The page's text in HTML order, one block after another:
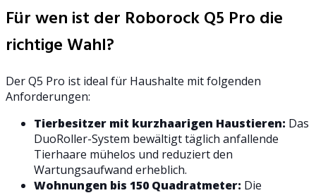
Für wen ist der Roborock Q5 Pro die
richtige Wahl?
Der Q5 Pro ist ideal für Haushalte mit folgenden
Anforderungen:
Tierbesitzer mit kurzhaarigen Haustieren: Das
DuoRoller-System bewältigt täglich anfallende
Tierhaare mühelos und reduziert den
Wartungsaufwand erheblich.
Wohnungen bis 150 Quadratmeter: Die